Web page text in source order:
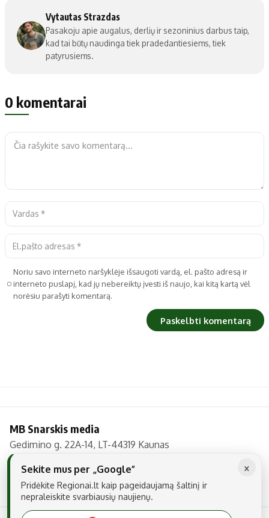
Vytautas Strazdas
Pasakoju apie augalus, derlių ir sezoninius darbus taip,
kad tai būtų naudinga tiek pradedantiesiems, tiek
patyrusiems.
0 komentarai
Noriu savo interneto naršyklėje išsaugoti vardą, el. pašto adresą ir
interneto puslapį, kad jų nebereiktų įvesti iš naujo, kai kitą kartą vėl
norėsiu parašyti komentarą.
MB Snarskis media
Gedimino g. 22A-14, LT-44319 Kaunas
Tel.: +370 606 17737
El. paštas: info@regionai.lt ×
Sekite mus per „Google“
Pridėkite Regionai.lt kaip pageidaujamą šaltinį ir
nepraleiskite svarbiausių naujienų.